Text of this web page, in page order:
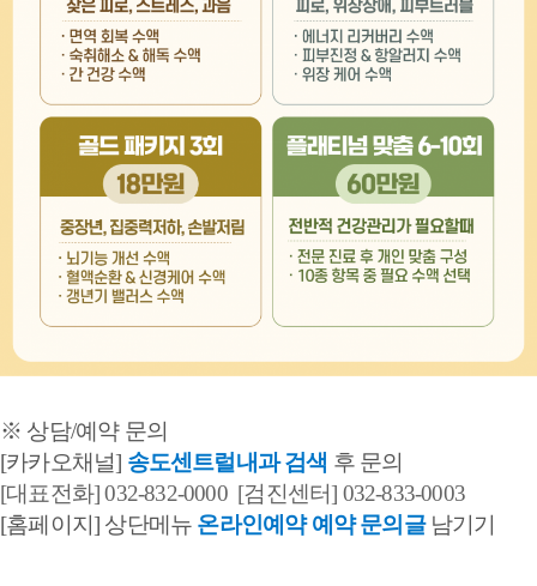
※ 상담/예약 문의
[카카오채널] 송도센트럴내과 검색 후 문의
[대표전화]032-832-0000 [검진센터] 032-833-0003
[홈페이지] 상단메뉴 온라인예약 예약 문의글남기기